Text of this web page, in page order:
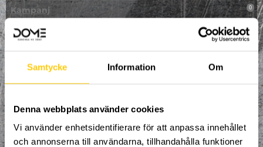
Samtycke Information Om
Denna webbplats använder cookies
Vi använder enhetsidentifierare för att anpassa innehållet
och annonserna till användarna, tillhandahålla funktioner
Kampanj 0
Kickbike 0
Klättring
LAN
Multisport